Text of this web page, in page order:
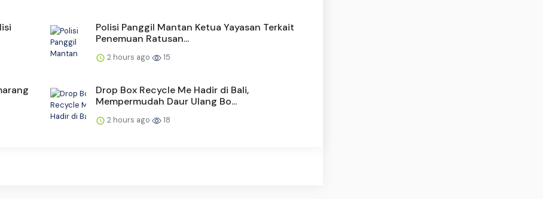
Polisi Panggil Mantan Ketua Yayasan Terkait
Penemuan Ratusan...
2 hours ago 15
Drop Box Recycle Me Hadir di Bali,
Mempermudah Daur Ulang Bo...
2 hours ago 18